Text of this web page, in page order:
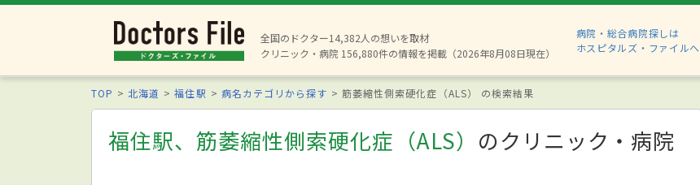
全国のドクター14,382人の想いを取材
クリニック・病院 156,880件の情報を掲載（2026年8月08日現在）
病院・総合病院探しは
ホスピタルズ・ファイルへ
TOP 北海道 福住駅 病名カテゴリから探す 筋萎縮性側索硬化症（ALS） の検索結果
福住駅、筋萎縮性側索硬化症（ALS） のクリニック・病院